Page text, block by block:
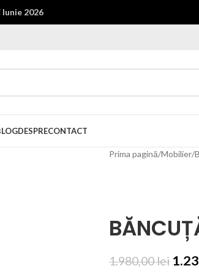
Iunie 2026
DESPRECONTACT
Prima pagină/Mobilier/
1.980,00lei